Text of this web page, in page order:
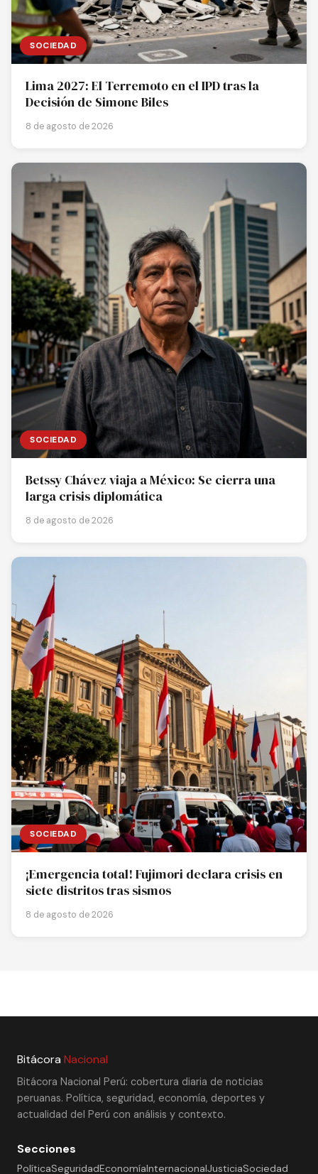
SOCIEDAD
Lima 2027: El Terremoto en el IPD tras la
Decisión de Simone Biles
8 de agosto de 2026
SOCIEDAD
Betssy Chávez viaja a México: Se cierra una
larga crisis diplomática
8 de agosto de 2026
SOCIEDAD
¡Emergencia total! Fujimori declara crisis en
siete distritos tras sismos
8 de agosto de 2026
Bitácora Nacional
Bitácora Nacional Perú: cobertura diaria de noticias
peruanas. Política, seguridad, economía, deportes y
actualidad del Perú con análisis y contexto.
Secciones
PolíticaSeguridadEconomíaInternacionalJusticiaSociedad